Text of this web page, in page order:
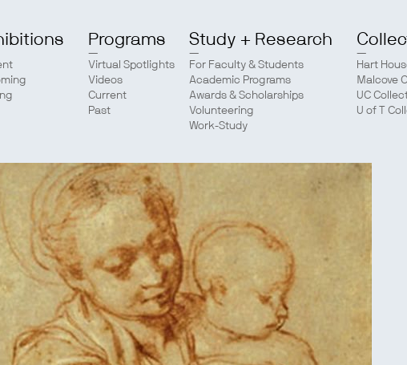
Programs
Virtual Spotlights
Videos
Current
Past
Study + Research
For Faculty & Students
Academic Programs
Awards & Scholarships
Volunteering
Work-Study
Hart
Malcove
UC
U of T